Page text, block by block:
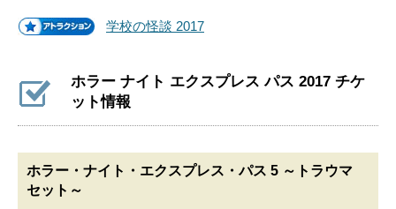
学校の怪談 2017
ホラー ナイト エクスプレス パス 2017 チケ
ット情報
ホラー・ナイト・エクスプレス・パス 5 ～トラウマ
セット～